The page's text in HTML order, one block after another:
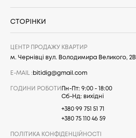
СТОРІНКИ
ЦЕНТР ПРОДАЖУ КВАРТИР
м. Чернівці вул. Володимира Великого, 2В
E-MAIL : bitidig@gmail.com
ГОДИНИ РОБОТИ
Пн-Пт: 9:00 - 18:00
Сб-Нд: вихідні
+380 99 751 51 71
+380 75 110 46 59
ПОЛІТИКА КОНФІДЕНЦІЙНОСТІ